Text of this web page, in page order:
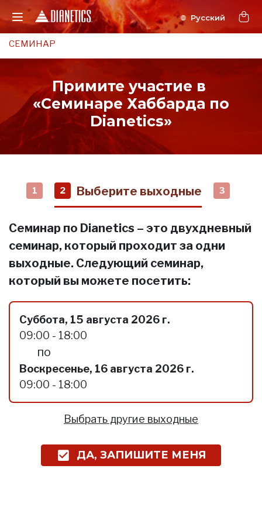
СЕМИНАР
Примите участие в
«Семинаре Хаббарда по
Dianetics»
1 2 Выберите выходные 3
Семинар по Dianetics – это двухдневный
семинар, который проходит за одни
выходные. Следующий семинар,
который вы можете посетить:
Суббота, 15 августа 2026 г.
09:00 - 18:00
по
Воскресенье, 16 августа 2026 г.
09:00 - 18:00
Выбрать другие выходные
ДА, ЗАПИШИТЕ МЕНЯ